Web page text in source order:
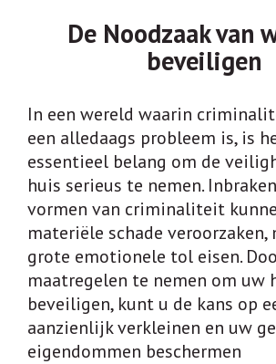
INTERCOM
KLUIZEN
ACTUEEL
VACATURES
VACATURE:
VACATURE:
CONTACT
De Noodzaak van
beveiligen
In een wereld waarin
een alledaags probleem is, is
essentieel belang om de
huis serieus te nemen.
vormen van criminaliteit
materiële schade veroorzaken,
grote emotionele tol eisen.
maatregelen te nemen om uw
beveiligen, kunt u de kans op
aanzienlijk verkleinen en uw
eigendommen beschermen